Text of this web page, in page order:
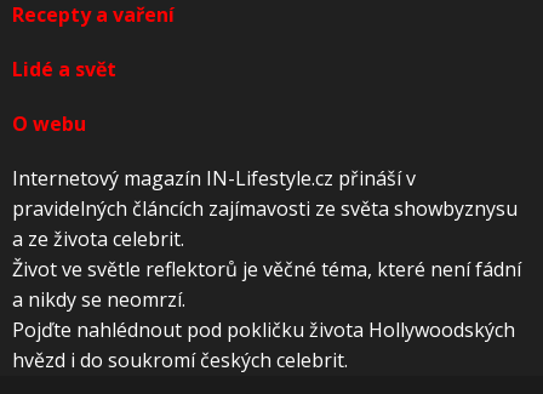
Recepty a vaření
Lidé a svět
O webu
Internetový magazín IN-Lifestyle.cz přináší v
pravidelných článcích zajímavosti ze světa showbyznysu
a ze života celebrit.
Život ve světle reflektorů je věčné téma, které není fádní
a nikdy se neomrzí.
Pojďte nahlédnout pod pokličku života Hollywoodských
hvězd i do soukromí českých celebrit.